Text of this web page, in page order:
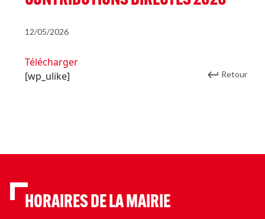
12/05/2026
Télécharger
[wp_ulike]
Retour
HORAIRES DE LA MAIRIE